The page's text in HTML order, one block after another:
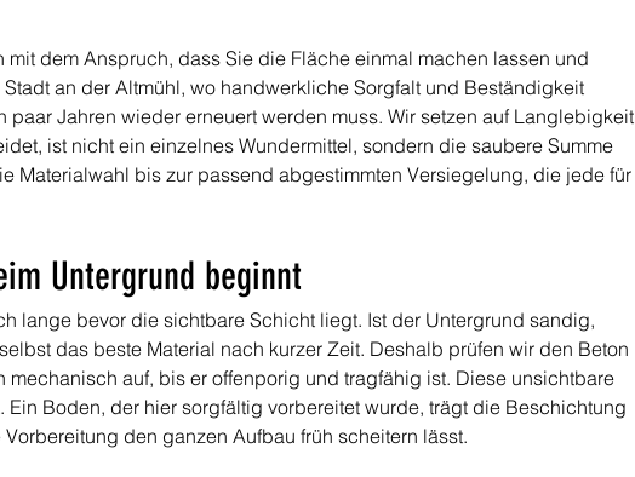
dem Anspruch, dass Sie die Fläche einmal machen lassen und
an der Altmühl, wo handwerkliche Sorgfalt und Beständigkeit
Jahren wieder erneuert werden muss. Wir setzen auf Langlebigkeit
ist nicht ein einzelnes Wundermittel, sondern die saubere Summe
Materialwahl bis zur passend abgestimmten Versiegelung, die jede für
Untergrund beginnt
lange bevor die sichtbare Schicht liegt. Ist der Untergrund sandig,
das beste Material nach kurzer Zeit. Deshalb prüfen wir den Beton
auf, bis er offenporig und tragfähig ist. Diese unsichtbare
Boden, der hier sorgfältig vorbereitet wurde, trägt die Beschichtung
den ganzen Aufbau früh scheitern lässt.